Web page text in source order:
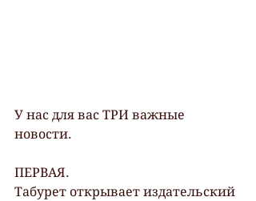
У нас для вас ТРИ важные
новости.
ПЕРВАЯ.
Табурет открывает издательский